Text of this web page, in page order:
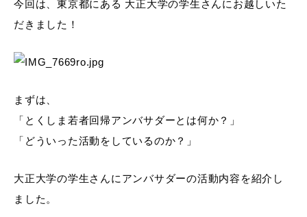
今回は、東京都にある 大正大学の学生さんにお越しいた
だきました！
まずは、
「とくしま若者回帰アンバサダーとは何か？」
「どういった活動をしているのか？」
大正大学の学生さんにアンバサダーの活動内容を紹介し
ました。